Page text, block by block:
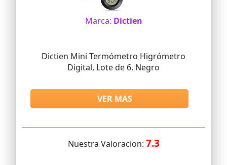
Marca: Dictien
Dictien Mini Termómetro Higrómetro
Digital, Lote de 6, Negro
VER MAS
Nuestra Valoracion: 7.3